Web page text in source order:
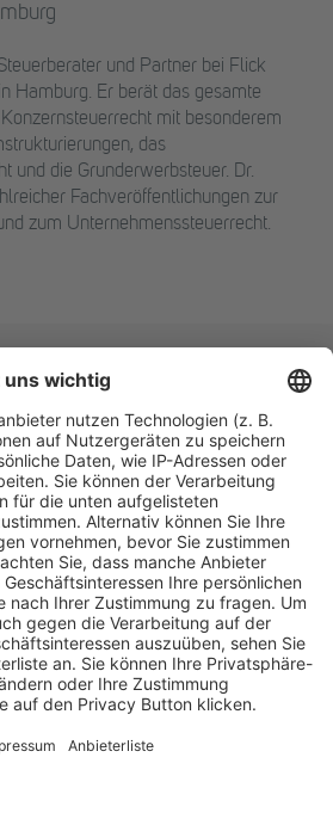
und Partner bei Flick
Hamburg. Er berät das gesamte
mit besonderem
das
und die Grunderwerbsteuer. Dr.
Fachveröffentlichungen zur
zum Unternehmenssteuerrecht.
Wirtschaft
Main